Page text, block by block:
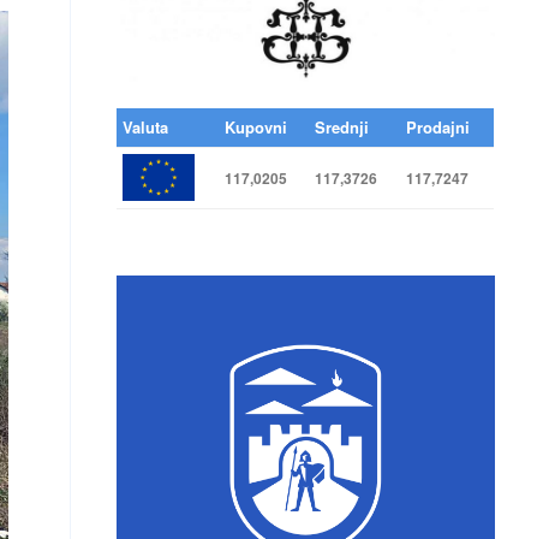
Valuta Kupovni Srednji Prodajni
117,0205 117,3726 117,7247